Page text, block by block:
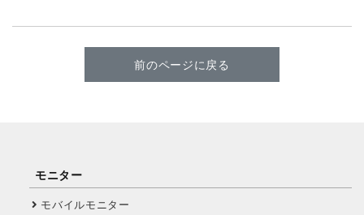
前のページに戻る
モニター
モバイルモニター